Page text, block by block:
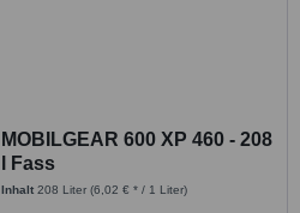
MOBILGEAR 600 XP 460 - 208
l Fass
Inhalt208 Liter(6,02 € * / 1 Liter)